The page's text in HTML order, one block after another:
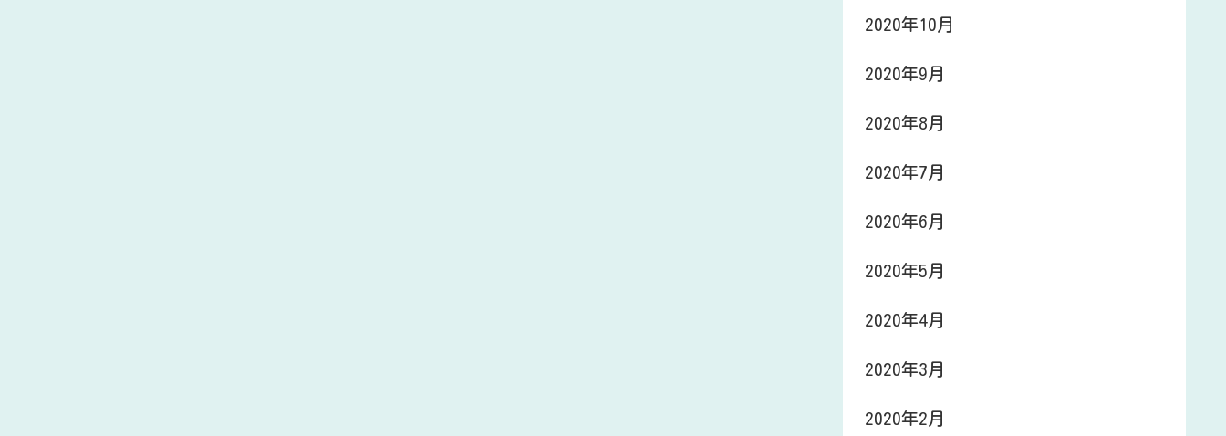
2020年10月
2020年9月
2020年8月
2020年7月
2020年6月
2020年5月
2020年4月
2020年3月
2020年2月